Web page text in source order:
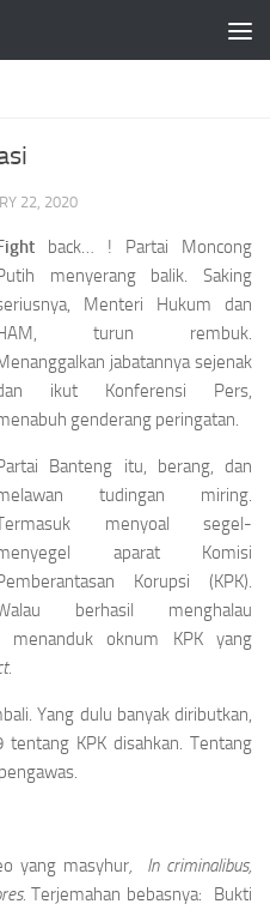
22, 2020
back… ! Partai Moncong
menyerang balik. Saking
Menteri Hukum dan
turun rembuk.
jabatannya sejenak
ikut Konferensi Pers,
genderang peringatan.
Banteng itu, berang, dan
tudingan miring.
menyoal segel-
aparat Komisi
Korupsi (KPK).
berhasil menghalau
menanduk oknum KPK yang
Yang dulu banyak diributkan,
KPK disahkan. Tentang
yang masyhur, In criminalibus,
Terjemahan bebasnya: Bukti